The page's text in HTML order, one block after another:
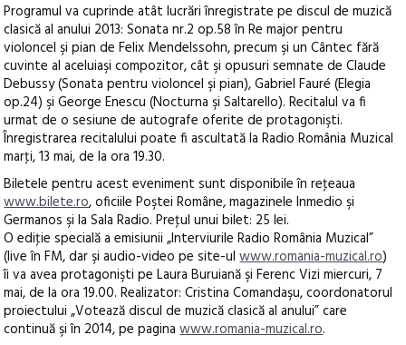
Programul va cuprinde atât lucrări înregistrate pe discul de muzică
clasică al anului 2013: Sonata nr.2 op.58 în Re major pentru
violoncel şi pian de Felix Mendelssohn, precum şi un Cântec fără
cuvinte al aceluiaşi compozitor, cât şi opusuri semnate de Claude
Debussy (Sonata pentru violoncel şi pian), Gabriel Fauré (Elegia
op.24) şi George Enescu (Nocturna şi Saltarello). Recitalul va fi
urmat de o sesiune de autografe oferite de protagonişti.
Înregistrarea recitalului poate fi ascultată la Radio România Muzical
marţi, 13 mai, de la ora 19.30.
Biletele pentru acest eveniment sunt disponibile în reţeaua
www.bilete.ro, oficiile Poştei Române, magazinele Inmedio şi
Germanos şi la Sala Radio. Preţul unui bilet: 25 lei.
O ediţie specială a emisiunii „Interviurile Radio România Muzical”
(live în FM, dar şi audio-video pe site-ulwww.romania-muzical.ro)
îi va avea protagonişti pe Laura Buruiană şi Ferenc Vizi miercuri, 7
mai, de la ora 19.00. Realizator: Cristina Comandaşu, coordonatorul
proiectului „Votează discul de muzică clasică al anului” care
continuă şi în 2014, pe paginawww.romania-muzical.ro.